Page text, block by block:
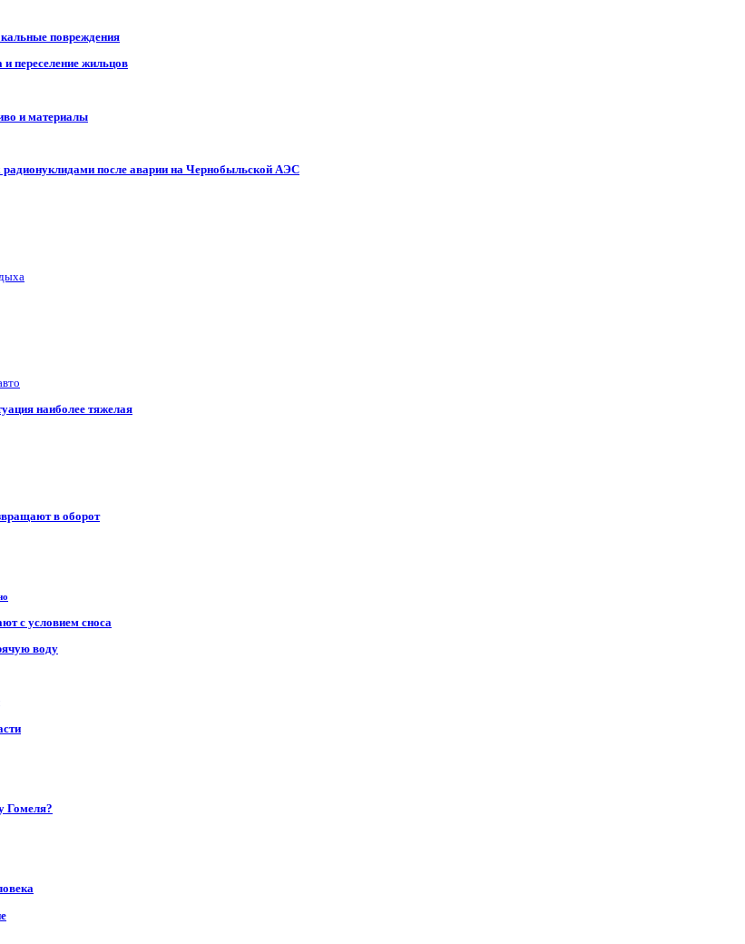
повреждения
переселение жильцов
и материалы
радионуклидами после аварии на Чернобыльской АЭС
наиболее тяжелая
в оборот
с условием сноса
воду
Гомеля?